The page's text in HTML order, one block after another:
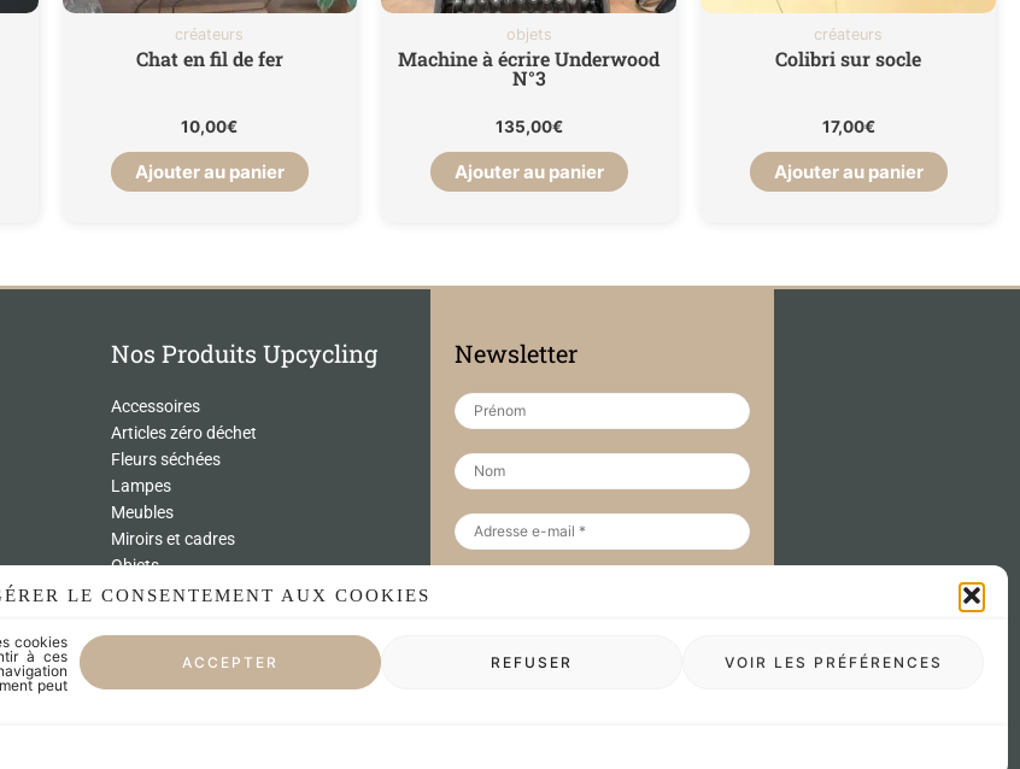
LE CONSENTEMENT AUX COOKIES
cookies
à ces
peut
ACCEPTER REFUSER VOIR LES PRÉFÉRENCES
créateurs
Chat en fil de fer
10,00€
Ajouter au panier
objets
Machine à écrire Underwood
N°3
135,00€
Ajouter au panier
créateurs
Colibri sur socle
17,00€
Ajouter au panier
Nos Produits Upcycling
Accessoires
Articles zéro déchet
Fleurs séchées
Lampes
Meubles
Miroirs et cadres
Objets
Univers de l'enfant
LES CRÉATEURS
Newsletter